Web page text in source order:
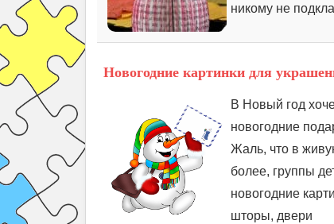
никому не
Новогодние картинки для
В Новый год
новогодние
Жаль, что в
более, группы
новогодние
шторы, двери